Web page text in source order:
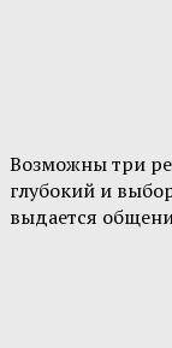
Возможны три
глубокий и
выдается